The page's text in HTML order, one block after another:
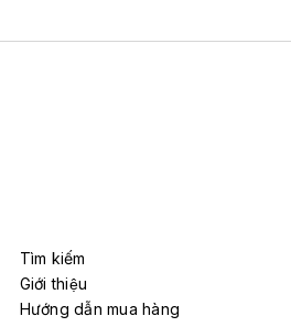
Tìm kiếm
Giới thiệu
Hướng dẫn mua hàng